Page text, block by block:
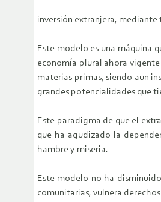
inversión extranjera,
Este modelo es una máquina
economía plural ahora
materias primas, siendo aun
grandes potencialidades que
Este paradigma de que el
que ha agudizado la
hambre y miseria.
Este modelo no ha
comunitarias, vulnera